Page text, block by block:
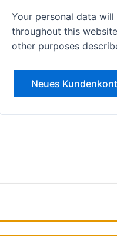
Your personal data
throughout this
other purposes
Neues